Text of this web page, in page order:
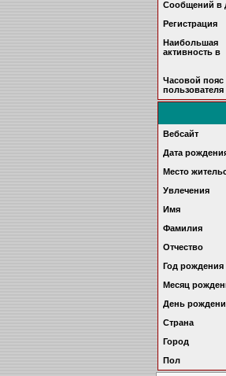
Сообщений в
Регистрация
Наибольшая
активность в
Часовой пояс
пользователя
Вебсайт
Дата
Место
Увлечения
Имя
Фамилия
Отчество
Год рождения
Месяц
День
Страна
Город
Пол